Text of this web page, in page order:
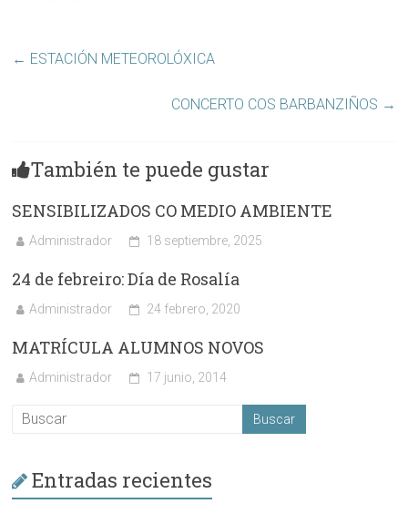
← ESTACIÓN METEOROLÓXICA
CONCERTO COS BARBANZIÑOS →
También te puede gustar
SENSIBILIZADOS CO MEDIO AMBIENTE
Administrador 18 septiembre, 2025
24 de febreiro: Día de Rosalía
Administrador 24 febrero, 2020
MATRÍCULA ALUMNOS NOVOS
Administrador 17 junio, 2014
Entradas recientes